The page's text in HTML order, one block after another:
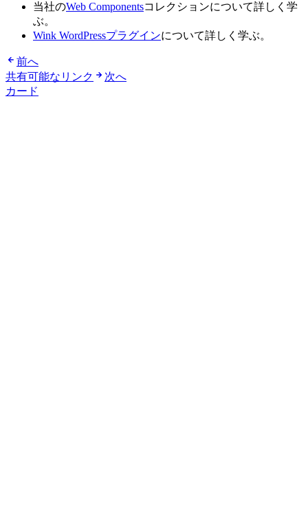
当社のWeb Componentsコレクションについて詳しく学
ぶ。
Wink WordPressプラグインについて詳しく学ぶ。
前へ
共有可能なリンク
次へ
カード